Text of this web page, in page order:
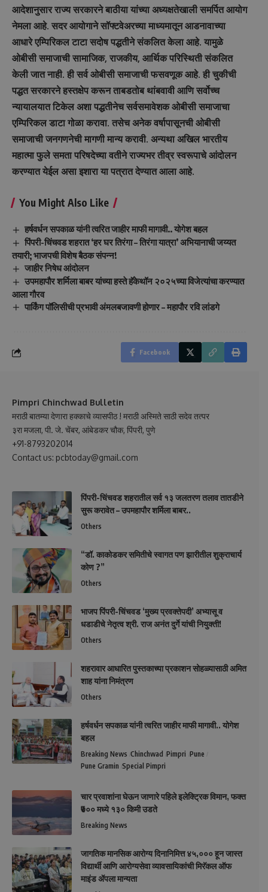
आदेशानुसार राज्य सरकारने बाठीया यांच्या अध्यक्षतेखाली समर्पित आयोग
नेमला आहे. सदर आयोगाने सॉफ्टवेअरच्या माध्यमातून आडनावाच्या
आधारे एम्पिरिकल टाटा सदोष पद्धतीने संकलित केला आहे. यामुळे
ओबीसी समाजाची सामाजिक, राजकीय, आर्थिक परिस्थिती संकलित
केली जात नाही. ही सर्व ओबीसी समाजाची फसवणूक आहे. ही चुकीची
पद्धत सरकारने हस्तक्षेप करून ताबडतोब थांबवावी आणि सर्वोच्च
न्यायालयात टिकेल अशा पद्धतीनेच सर्वसमावेशक ओबीसी समाजाचा
एम्पिरिकल डाटा गोळा करावा. तसेच अनेक वर्षापासूनची ओबीसी
समाजाची जनगणनेची मागणी मान्य करावी. अन्यथा अखिल भारतीय
महात्मा फुले समता परिषदेच्या वतीने राज्यभर तीव्र स्वरूपाचे आंदोलन
करण्यात येईल असा इशारा या पत्रात देण्यात आला आहे.
You Might Also Like
हर्षवर्धन सपकाळ यांनी त्वरित जाहीर माफी मागावी.. योगेश बहल
पिंपरी-चिंचवड शहरात ‘हर घर तिरंगा – तिरंगा यात्रा’ अभियानाची जय्यत
तयारी; भाजपची विशेष बैठक संपन्न!
जाहीर निषेध आंदोलन
उपमहापौर शर्मिला बाबर यांच्या हस्ते हॅकेथॉन २०२५च्या विजेत्यांचा करण्यात
आला गौरव
पार्किंग पॉलिसीची प्रभावी अंमलबजावणी होणार – महापौर रवि लांडगे
Facebook
Pimpri Chinchwad Bulletin
मराठी बातम्या देणारा हक्काचे व्यासपीठ ! मराठी अस्मिते साठी सदेव तत्पर
३रा मजला, पी. जे. चेंबर, आंबेडकर चौक, पिंपरी, पुणे
+91-8793202014
Contact us: pcbtoday@gmail.com
पिंपरी-चिंचवड शहरातील सर्व १३ जलतरण तलाव तातडीने
सुरू करावेत – उपमहापौर शर्मिला बाबर..
Others
“डॉ. काकोडकर समितीचे स्वागत पण झारीतील शुक्राचार्य
कोण ?”
Others
भाजप पिंपरी-चिंचवड ‘मुख्य प्रवक्तेपदी’ अभ्यासू व
धडाडीचे नेतृत्व श्री. राज अनंत दुर्गे यांची नियुक्ती!
Others
शहरावार आधारित पुस्तकाच्या प्रकाशन सोहळ्यासाठी अमित
शाह यांना निमंत्रण
Others
हर्षवर्धन सपकाळ यांनी त्वरित जाहीर माफी मागावी.. योगेश
बहल
Breaking News Chinchwad Pimpri Pune
Pune Gramin Special Pimpri
चार प्रवाशांना घेऊन जाणारे पहिले इलेक्ट्रिक विमान, फक्त
₹७०० मध्ये १३० किमी उडते
Breaking News
जागतिक मानसिक आरोग्य दिनानिमित्त ४५,००० हून जास्त
विद्यार्थी आणि आरोग्यसेवा व्यावसायिकांची मिरॅकल ऑफ
माइंड ॲपला मान्यता